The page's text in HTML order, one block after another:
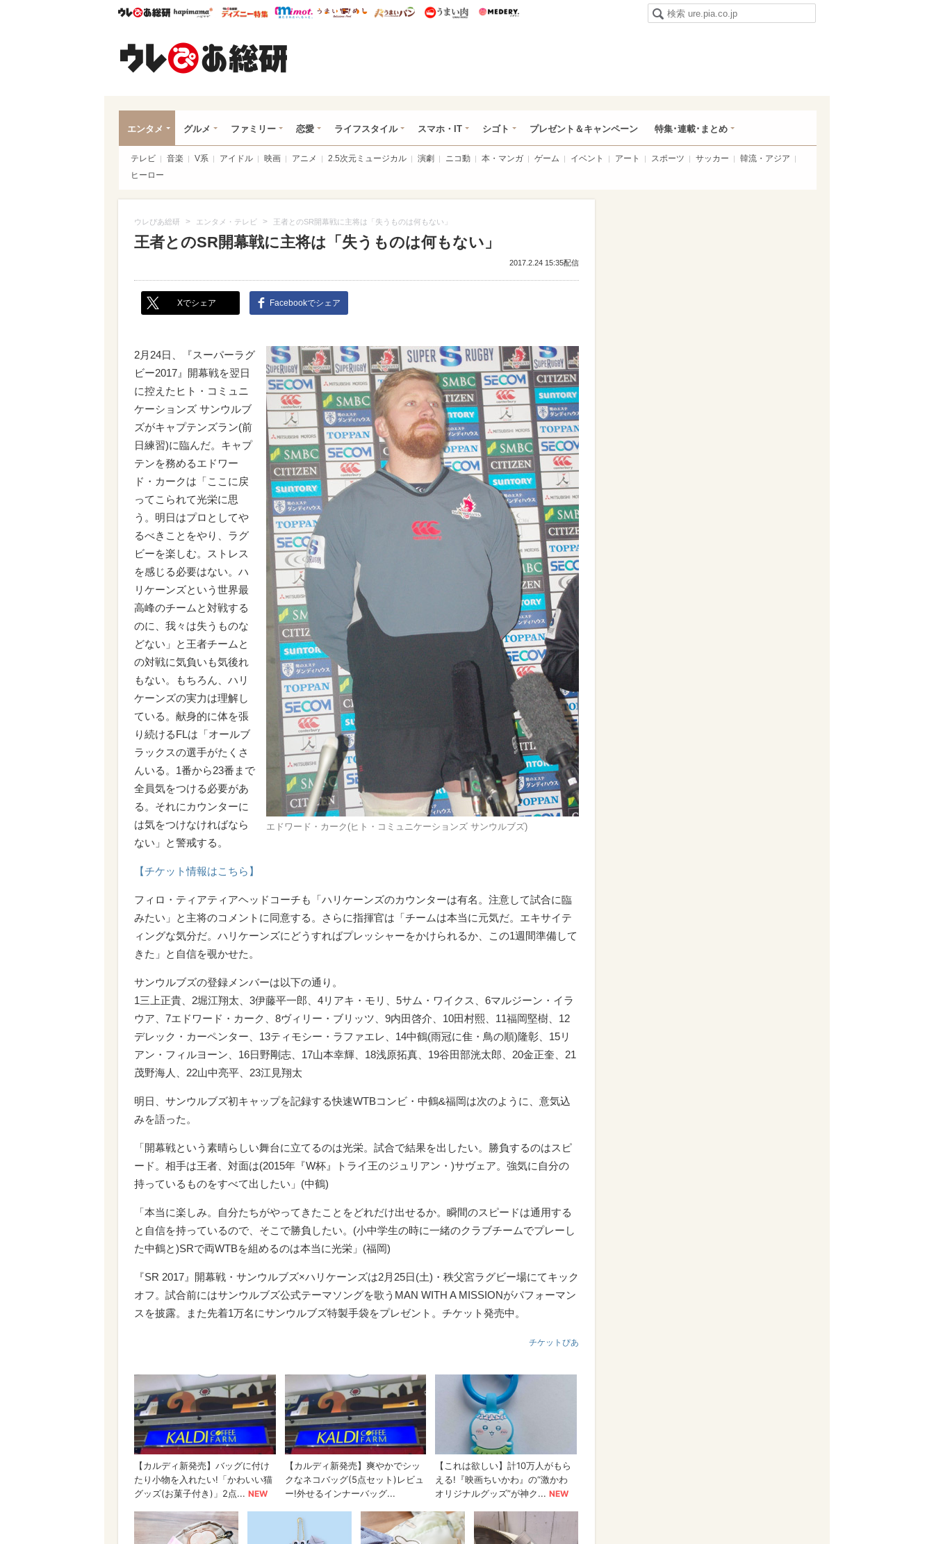
ウレぴあ総研ハピママ* ウレぴあ総研 ディズニー特集
mimot. うまいめし うまいパン うまい肉
エンタメ グルメ ファミリー 恋愛 ライフスタイル スマホ・IT シゴト プレゼント＆キャンペーン 特集･連載･まとめ
テレビ 音楽 V系 アイドル 映画 アニメ 2.5次元ミュージカル 演劇 ニコ動 本・マンガ ゲーム イベント アート スポーツ サッカー
韓流・アジア
ヒーロー
ウレぴあ総研 > エンタメ・テレビ > 王者とのSR開幕戦に主将は「失うものは何もない」
王者とのSR開幕戦に主将は「失うものは何もない」
2017.2.24 15:35配信
Xでシェア Facebookでシェア
エドワード・カーク(ヒト・コミュニケーションズ サンウルブズ)
2月24日、『スーパーラグ
ビー2017』開幕戦を翌日
に控えたヒト・コミュニ
ケーションズ サンウルブ
ズがキャプテンズラン(前
日練習)に臨んだ。キャプ
テンを務めるエドワー
ド・カークは「ここに戻
ってこられて光栄に思
う。明日はプロとしてや
るべきことをやり、ラグ
ビーを楽しむ。ストレス
を感じる必要はない。ハ
リケーンズという世界最
高峰のチームと対戦する
のに、我々は失うものな
どない」と王者チームと
の対戦に気負いも気後れ
もない。もちろん、ハリ
ケーンズの実力は理解し
ている。献身的に体を張
り続けるFLは「オールブ
ラックスの選手がたくさ
んいる。1番から23番まで
全員気をつける必要があ
る。それにカウンターに
は気をつけなければなら
ない」と警戒する。
【チケット情報はこちら】
フィロ・ティアティアヘッドコーチも「ハリケーンズのカウンターは有名。注意して試合に臨
みたい」と主将のコメントに同意する。さらに指揮官は「チームは本当に元気だ。エキサイテ
ィングな気分だ。ハリケーンズにどうすればプレッシャーをかけられるか、この1週間準備して
きた」と自信を覗かせた。
サンウルブズの登録メンバーは以下の通り。
1三上正貴、2堀江翔太、3伊藤平一郎、4リアキ・モリ、5サム・ワイクス、6マルジーン・イラ
ウア、7エドワード・カーク、8ヴィリー・ブリッツ、9内田啓介、10田村熙、11福岡堅樹、12
デレック・カーペンター、13ティモシー・ラファエレ、14中鶴(雨冠に隹・鳥の順)隆彰、15リ
アン・フィルヨーン、16日野剛志、17山本幸輝、18浅原拓真、19谷田部洸太郎、20金正奎、21
茂野海人、22山中亮平、23江見翔太
明日、サンウルブズ初キャップを記録する快速WTBコンビ・中鶴&福岡は次のように、意気込
みを語った。
「開幕戦という素晴らしい舞台に立てるのは光栄。試合で結果を出したい。勝負するのはスピ
ード。相手は王者、対面は(2015年『W杯』トライ王のジュリアン・)サヴェア。強気に自分の
持っているものをすべて出したい」(中鶴)
「本当に楽しみ。自分たちがやってきたことをどれだけ出せるか。瞬間のスピードは通用する
と自信を持っているので、そこで勝負したい。(小中学生の時に一緒のクラブチームでプレーし
た中鶴と)SRで両WTBを組めるのは本当に光栄」(福岡)
『SR 2017』開幕戦・サンウルブズ×ハリケーンズは2月25日(土)・秩父宮ラグビー場にてキック
オフ。試合前にはサンウルブズ公式テーマソングを歌うMAN WITH A MISSIONがパフォーマン
スを披露。また先着1万名にサンウルブズ特製手袋をプレゼント。チケット発売中。
チケットぴあ